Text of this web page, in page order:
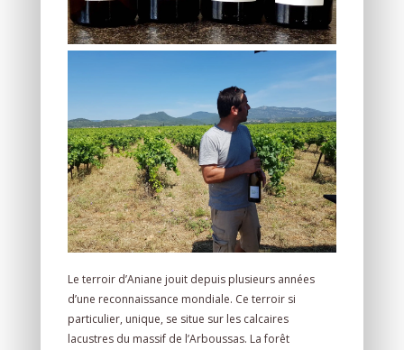
Le terroir d’Aniane jouit depuis plusieurs années
d’une reconnaissance mondiale. Ce terroir si
particulier, unique, se situe sur les calcaires
lacustres du massif de l’Arboussas. La forêt